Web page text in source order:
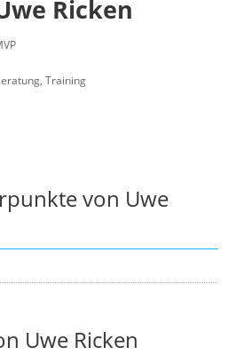
Ricken
Training
von Uwe
Uwe Ricken